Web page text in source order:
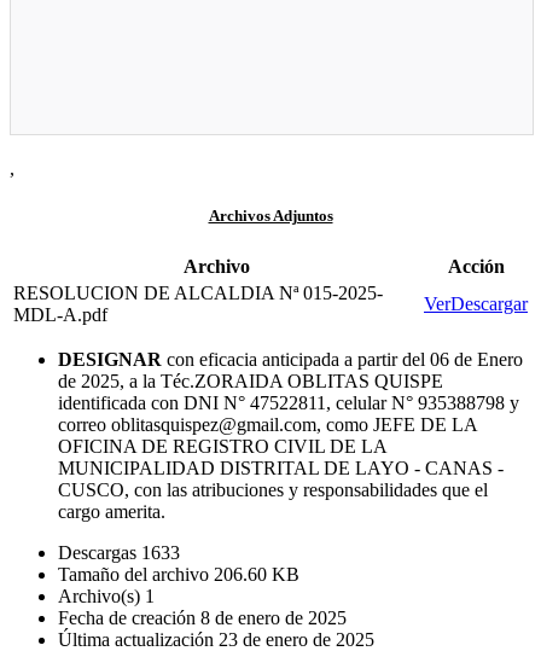
,
Archivos Adjuntos
Archivo
Acción
RESOLUCION DE ALCALDIA Nª 015-2025-
MDL-A.pdf
VerDescargar
DESIGNAR con eficacia anticipada a partir del 06 de Enero
de 2025, a la Téc.ZORAIDA OBLITAS QUISPE
identificada con DNI N° 47522811, celular N° 935388798 y
correo oblitasquispez@gmail.com, como JEFE DE LA
OFICINA DE REGISTRO CIVIL DE LA
MUNICIPALIDAD DISTRITAL DE LAYO - CANAS -
CUSCO, con las atribuciones y responsabilidades que el
cargo amerita.
Descargas 1633
Tamaño del archivo 206.60 KB
Archivo(s) 1
Fecha de creación 8 de enero de 2025
Última actualización 23 de enero de 2025